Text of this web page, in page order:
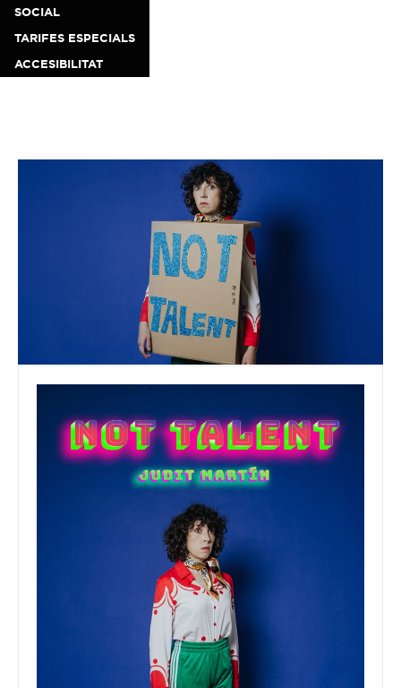
SOCIAL
TARIFES ESPECIALS
ACCESIBILITAT